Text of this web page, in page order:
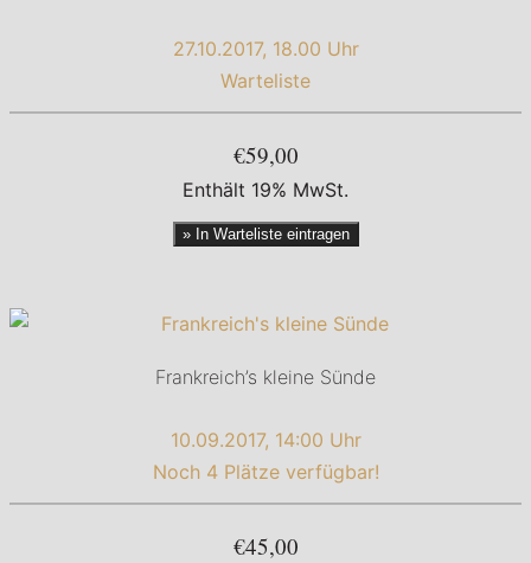
27.10.2017, 18.00 Uhr
Warteliste
€59,00
Enthält 19% MwSt.
» In Warteliste eintragen
Frankreich’s kleine Sünde
10.09.2017, 14:00 Uhr
Noch 4 Plätze verfügbar!
€45,00